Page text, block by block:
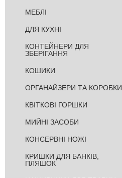
МЕБЛІ
ДЛЯ КУХНІ
КОНТЕЙНЕРИ ДЛЯ
ЗБЕРІГАННЯ
КОШИКИ
ОРГАНАЙЗЕРИ ТА КОРОБКИ
КВІТКОВІ ГОРШКИ
МИЙНІ ЗАСОБИ
КОНСЕРВНІ НОЖІ
КРИШКИ ДЛЯ БАНКІВ,
ПЛЯШОК